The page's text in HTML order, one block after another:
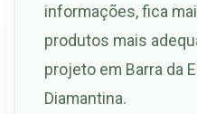
informações, fica
produtos mais
projeto em Barra da
Diamantina.